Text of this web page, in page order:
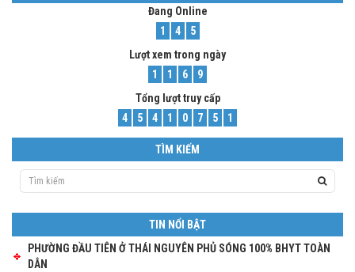
Đang Online
1
4
5
Lượt xem trong ngày
1
1 6
9
Tổng lượt truy cấp
4
5 4 1 0 7 5 1
TÌM KIẾM
TIN NỔI BẬT
PHƯỜNG ĐẦU TIÊN Ở THÁI NGUYÊN PHỦ SÓNG 100% BHYT TOÀN
DÂN